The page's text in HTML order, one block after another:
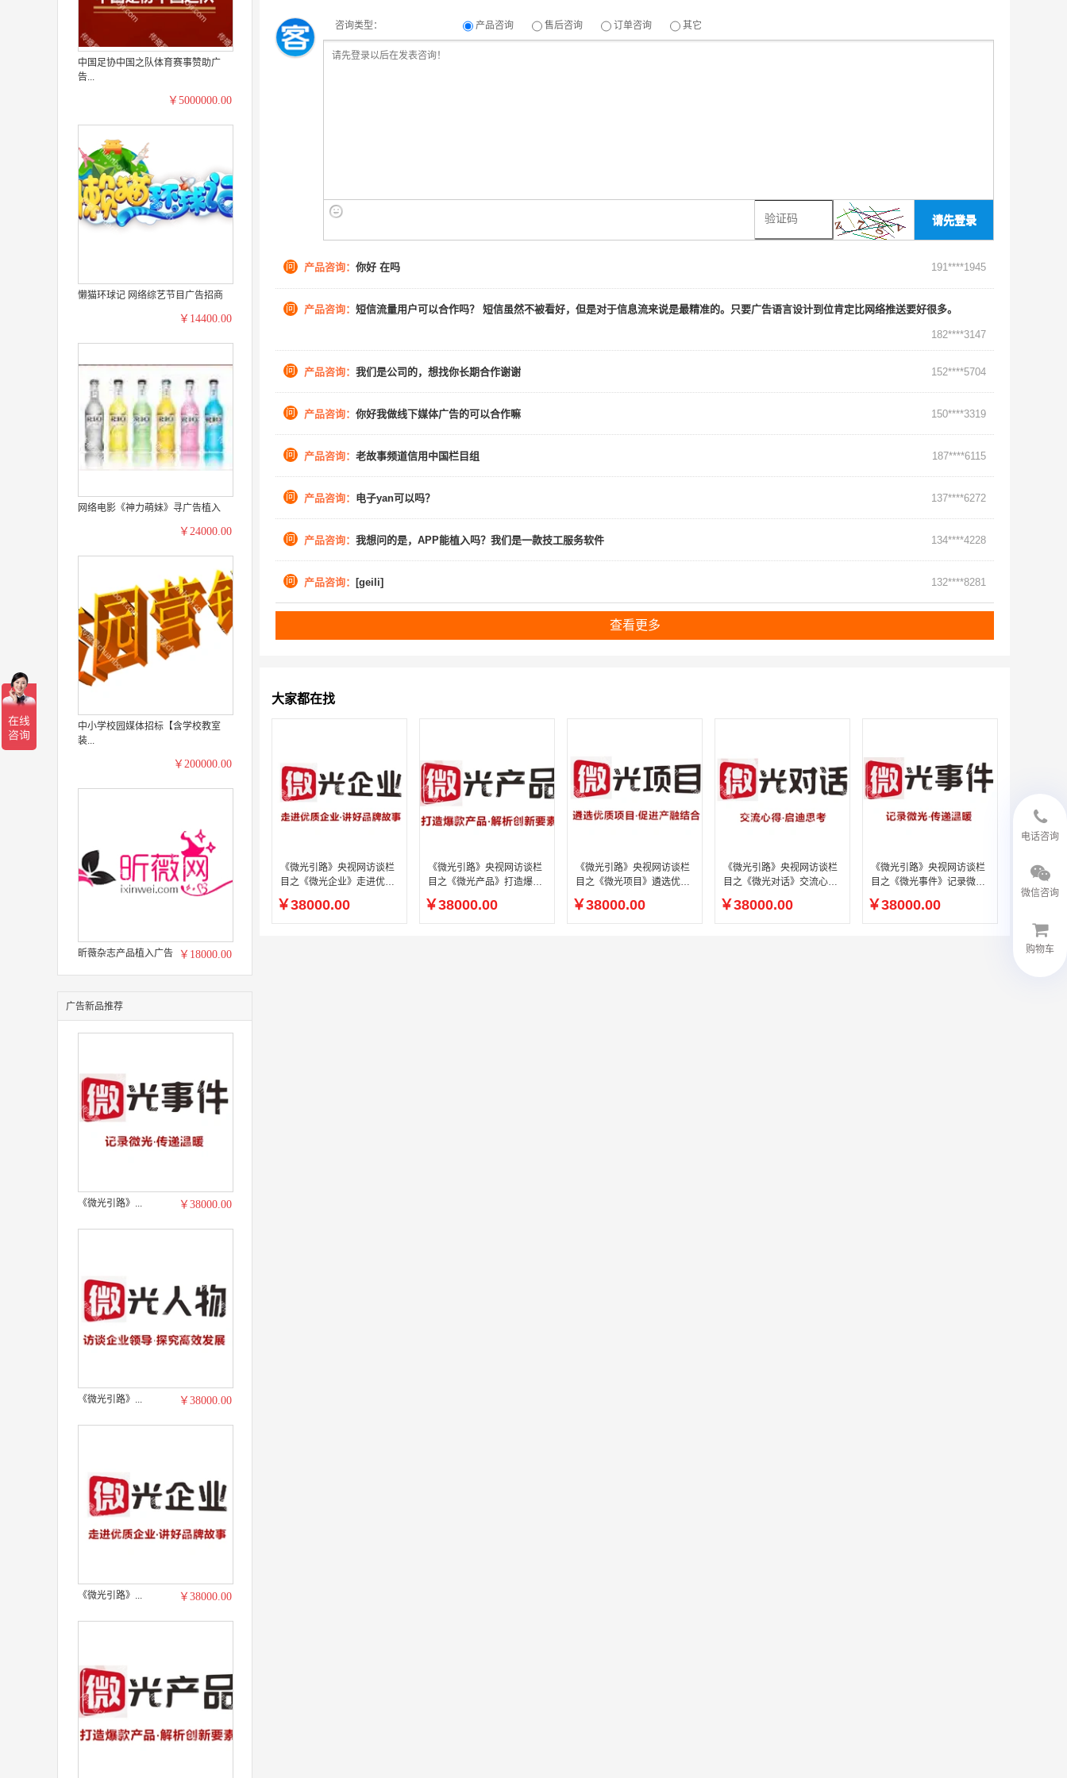
中国足协中国之队体育赛事赞助广
告...
￥5000000.00
懒猫环球记 网络综艺节目广告招商
￥14400.00
网络电影《神力萌妹》寻广告植入
￥24000.00
中小学校园媒体招标【含学校教室
装...
￥200000.00
昕薇杂志产品植入广告 ￥18000.00
广告新品推荐
《微光引路》... ￥38000.00
《微光引路》... ￥38000.00
《微光引路》... ￥38000.00
咨询类型： 产品咨询 售后咨询 订单咨询 其它
请先登录
问 产品咨询： 你好 在吗 191****1945
问 产品咨询： 短信流量用户可以合作吗？ 短信虽然不被看好，但是对于信息流来说是最精准的。只要广告语言设计到位肯定比网络推送要好很多。
182****3147
问 产品咨询： 我们是公司的，想找你长期合作谢谢 152****5704
问 产品咨询： 你好我做线下媒体广告的可以合作嘛 150****3319
问 产品咨询： 老故事频道信用中国栏目组 187****6115
问 产品咨询： 电子yan可以吗？ 137****6272
问 产品咨询： 我想问的是，APP能植入吗？我们是一款技工服务软件 134****4228
问 产品咨询： [geili] 132****8281
查看更多
大家都在找
《微光引路》央视网访谈栏
目之《微光企业》走进优质
企业·讲好品牌故事
￥38000.00
《微光引路》央视网访谈栏
目之《微光产品》打造爆款
产品·解析创新要素
￥38000.00
《微光引路》央视网访谈栏
目之《微光项目》遴选优质
项目·促进产融结合
￥38000.00
《微光引路》央视网访谈栏
目之《微光对话》交流心得.
启迪思考
￥38000.00
《微光引路》央视网访谈栏
目之《微光事件》记录微光·
传递温暖
￥38000.00
电话咨询
微信咨询
购物车